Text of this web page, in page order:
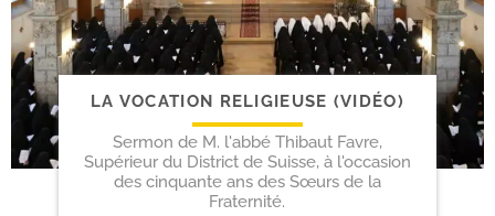
LA VOCATION RELIGIEUSE (VIDÉO)
Sermon de M. l'abbé Thibaut Favre,
Supérieur du District de Suisse, à l'occasion
des cinquante ans des Sœurs de la
Fraternité.